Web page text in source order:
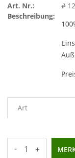
Art. Nr.:
#
Beschreibung:
- +